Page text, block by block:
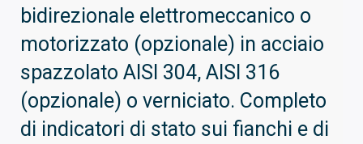
bidirezionale elettromeccanico o
motorizzato (opzionale) in acciaio
spazzolato AISI 304, AISI 316
(opzionale) o verniciato. Completo
di indicatori di stato sui fianchi e di